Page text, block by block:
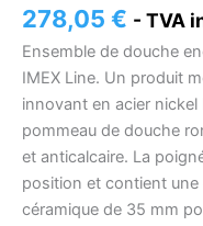
278,05 € - TVA
Ensemble de douche
IMEX Line. Un produit
innovant en acier nickel
pommeau de douche
et anticalcaire. La
position et contient
céramique de 35 mm